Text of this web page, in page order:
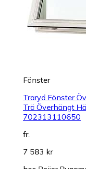
Fönster
Traryd Fönster
Trä Överhängt
702313110650
fr.
7 583 kr